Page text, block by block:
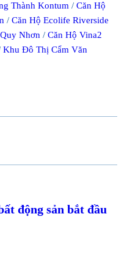
Thành Kontum /Căn Hộ
/Căn Hộ Ecolife Riverside
Nhơn /Căn Hộ Vina2
Khu Đô Thị Cẩm Văn
động sản bắt đầu